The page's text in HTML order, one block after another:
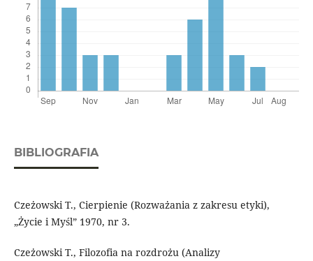
BIBLIOGRAFIA
Czeżowski T., Cierpienie (Rozważania z zakresu etyki),
„Życie i Myśl” 1970, nr 3.
Czeżowski T., Filozofia na rozdrożu (Analizy